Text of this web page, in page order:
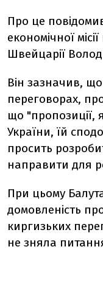
Про це
економічної
Швейцарії
Він зазначив,
переговорах,
що "пропозиції,
України, їй
просить
направити для
При цьому
домовленість
киргизьких
не зняла